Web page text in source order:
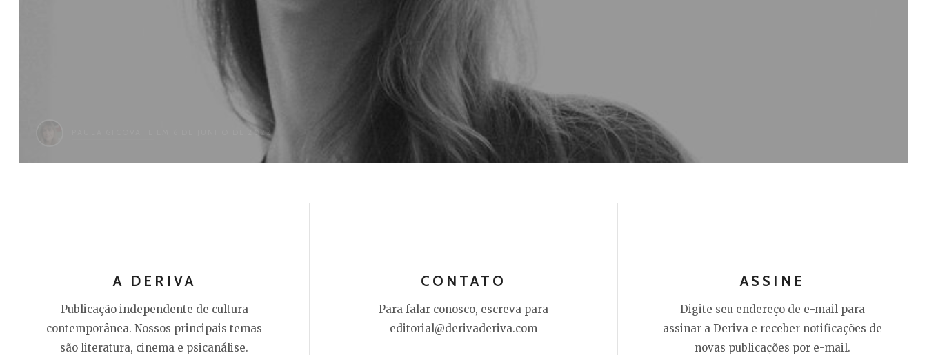
EM 6 DE JUNHO DE 2022
A DERIVA
Publicação independente de cultura
contemporânea. Nossos principais temas
são literatura, cinema e psicanálise.
CONTATO
Para falar conosco, escreva para
editorial@derivaderiva.com
ASSINE
Digite seu endereço de e-mail para
assinar a Deriva e receber notificações de
novas publicações por e-mail.